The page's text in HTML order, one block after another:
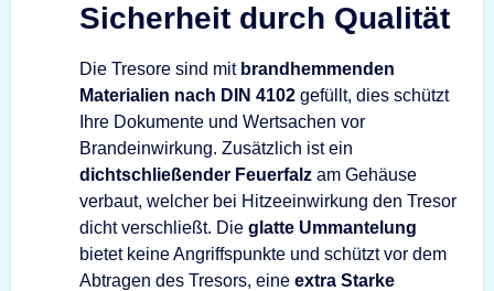
Sicherheit durch Qualität
Die Tresore sind mit brandhemmenden
Materialien nach DIN 4102 gefüllt, dies schützt
Ihre Dokumente und Wertsachen vor
Brandeinwirkung. Zusätzlich ist ein
dichtschließender Feuerfalz am Gehäuse
verbaut, welcher bei Hitzeeinwirkung den Tresor
dicht verschließt. Die glatte Ummantelung
bietet keine Angriffspunkte und schützt vor dem
Abtragen des Tresors, eine extra Starke